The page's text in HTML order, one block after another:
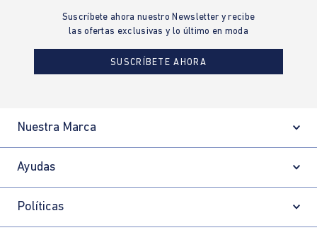
Suscríbete ahora nuestro Newsletter y recibe
las ofertas exclusivas y lo último en moda
SUSCRÍBETE AHORA
Nuestra Marca
Ayudas
Políticas